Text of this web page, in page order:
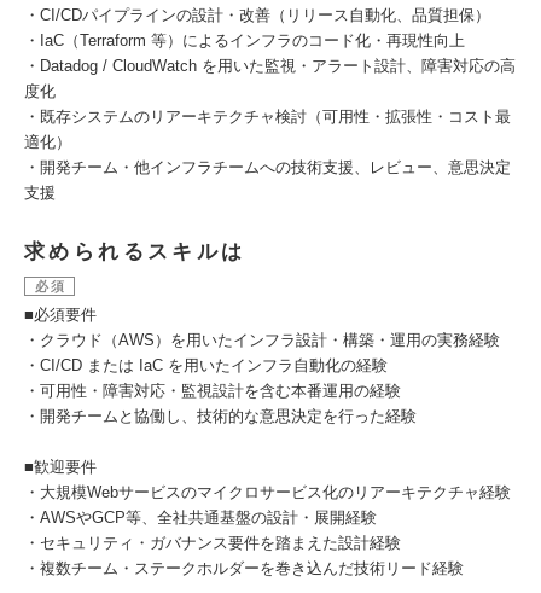
・CI/CDパイプラインの設計・改善（リリース自動化、品質担保）
・IaC（Terraform 等）によるインフラのコード化・再現性向上
・Datadog / CloudWatch を用いた監視・アラート設計、障害対応の高
度化
・既存システムのリアーキテクチャ検討（可用性・拡張性・コスト最
適化）
・開発チーム・他インフラチームへの技術支援、レビュー、意思決定
支援
求められるスキルは
必須
■必須要件
・クラウド（AWS）を用いたインフラ設計・構築・運用の実務経験
・CI/CD または IaC を用いたインフラ自動化の経験
・可用性・障害対応・監視設計を含む本番運用の経験
・開発チームと協働し、技術的な意思決定を行った経験
■歓迎要件
・大規模Webサービスのマイクロサービス化のリアーキテクチャ経験
・AWSやGCP等、全社共通基盤の設計・展開経験
・セキュリティ・ガバナンス要件を踏まえた設計経験
・複数チーム・ステークホルダーを巻き込んだ技術リード経験